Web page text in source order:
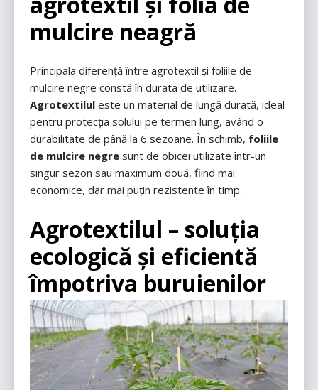
mulcire neagră
Principala diferență între agrotextil și foliile de
mulcire negre constă în durata de utilizare.
Agrotextilul este un material de lungă durată, ideal
pentru protecția solului pe termen lung, având o
durabilitate de până la 6 sezoane. În schimb, foliile
de mulcire negre sunt de obicei utilizate într-un
singur sezon sau maximum două, fiind mai
economice, dar mai puțin rezistente în timp.
Agrotextilul – soluția
ecologică și eficientă
împotriva buruienilor